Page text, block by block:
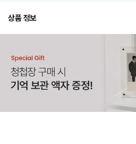
상품 정보